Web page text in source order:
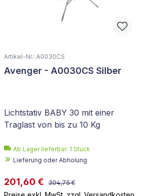
Artikel-Nr.: A0030CS
Avenger - A0030CS Silber
Lichtstativ BABY 30 mit einer
Traglast von bis zu 10 Kg
Ab Lager lieferbar: 1 Stück
Lieferung oder Abholung
201,60 € 304,75 €